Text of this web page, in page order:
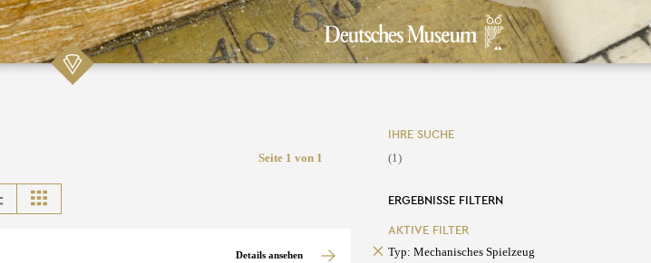
Seite 1 von 1
Details ansehen
IHRE SUCHE
(1)
ERGEBNISSE FILTERN
AKTIVE FILTER
Typ: Mechanisches Spielzeug